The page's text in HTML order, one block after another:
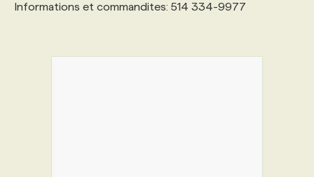
Informations et commandites: 514 334-9977